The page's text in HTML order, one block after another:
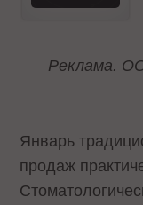
Реклама.
Январь
продаж